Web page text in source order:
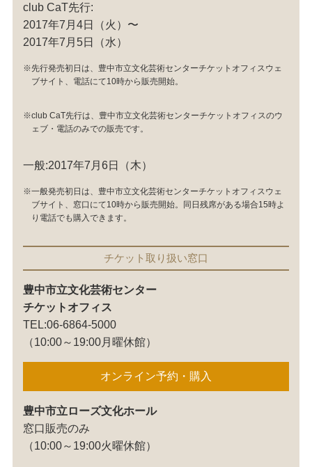
club CaT先行:
2017年7月4日（火）〜
2017年7月5日（水）
※先行発売初日は、豊中市立文化芸術センターチケットオフィスウェ
ブサイト、電話にて10時から販売開始。
※club CaT先行は、豊中市立文化芸術センターチケットオフィスのウ
ェブ・電話のみでの販売です。
一般:2017年7月6日（木）
※一般発売初日は、豊中市立文化芸術センターチケットオフィスウェ
ブサイト、窓口にて10時から販売開始。同日残席がある場合15時よ
り電話でも購入できます。
チケット取り扱い窓口
豊中市立文化芸術センター
チケットオフィス
TEL:06-6864-5000
（10:00～19:00月曜休館）
オンライン予約・購入
豊中市立ローズ文化ホール
窓口販売のみ
（10:00～19:00火曜休館）